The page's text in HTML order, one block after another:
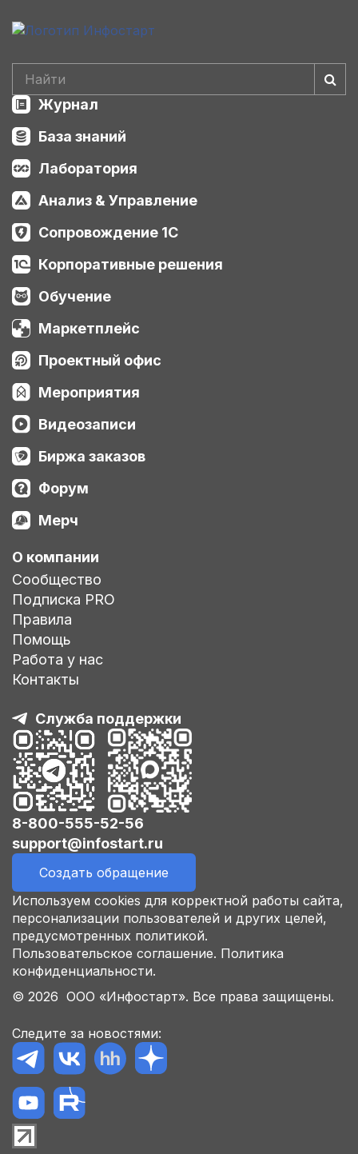
Журнал
База знаний
Лаборатория
Анализ & Управление
Сопровождение 1С
Корпоративные решения
Обучение
Маркетплейс
Проектный офис
Мероприятия
Видеозаписи
Биржа заказов
Форум
Мерч
О компании
Сообщество
Подписка PRO
Правила
Помощь
Работа у нас
Контакты
Служба поддержки
8-800-555-52-56
support@infostart.ru
Создать обращение
Используем cookies для корректной работы сайта,
персонализации пользователей и других целей,
предусмотренных политикой.
Пользовательское соглашение. Политика
конфиденциальности.
© 2026 ООО «Инфостарт». Все права защищены.
Следите за новостями: